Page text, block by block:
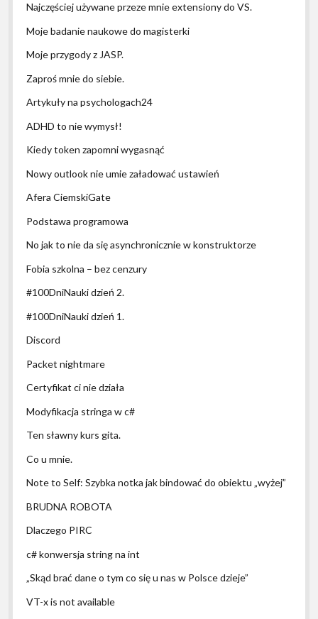
Najczęściej używane przeze mnie extensiony do VS.
Moje badanie naukowe do magisterki
Moje przygody z JASP.
Zaproś mnie do siebie.
Artykuły na psychologach24
ADHD to nie wymysł!
Kiedy token zapomni wygasnąć
Nowy outlook nie umie załadować ustawień
Afera CiemskiGate
Podstawa programowa
No jak to nie da się asynchronicznie w konstruktorze
Fobia szkolna – bez cenzury
#100DniNauki dzień 2.
#100DniNauki dzień 1.
Discord
Packet nightmare
Certyfikat ci nie działa
Modyfikacja stringa w c#
Ten sławny kurs gita.
Co u mnie.
Note to Self: Szybka notka jak bindować do obiektu „wyżej”
BRUDNA ROBOTA
Dlaczego PIRC
c# konwersja string na int
„Skąd brać dane o tym co się u nas w Polsce dzieje”
VT-x is not available